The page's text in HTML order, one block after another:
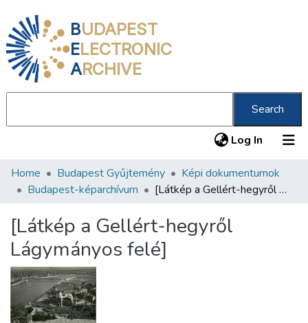
BUDAPEST
ELECTRONIC
ARCHIVE
Search
Log In (current)
Communities & Collections
Statistics
About us
Home Budapest Gyűjtemény
Képi dokumentumok
Budapest-képarchívum
[Látkép a Gellért-hegyről Lágymányos felé]
[Látkép a Gellért-hegyről
Lágymányos felé]